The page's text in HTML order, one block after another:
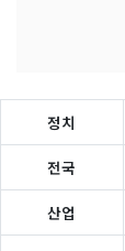
정치
전국
산업